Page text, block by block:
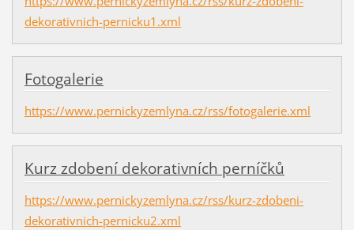
dekorativnich-pernicku1.xml
Fotogalerie
https://www.pernickyzemlyna.cz/rss/fotogalerie.xml
Kurz zdobení dekorativních perníčků
https://www.pernickyzemlyna.cz/rss/kurz-zdobeni-
dekorativnich-pernicku2.xml